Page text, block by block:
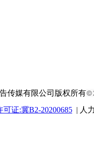
传媒有限公司版权所有
证:冀B2-20200685| 人力